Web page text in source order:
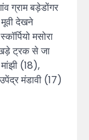
ग्राम बड़ेडोंगर
देखने
मसोरा
ट्रक से जा
(18),
मंडावी (17)